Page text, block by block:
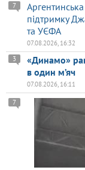
підтримку
та УЄФА
7
07.08.2026, 16:32
«Динамо»
в один м’яч
3
07.08.2026, 16:11
7